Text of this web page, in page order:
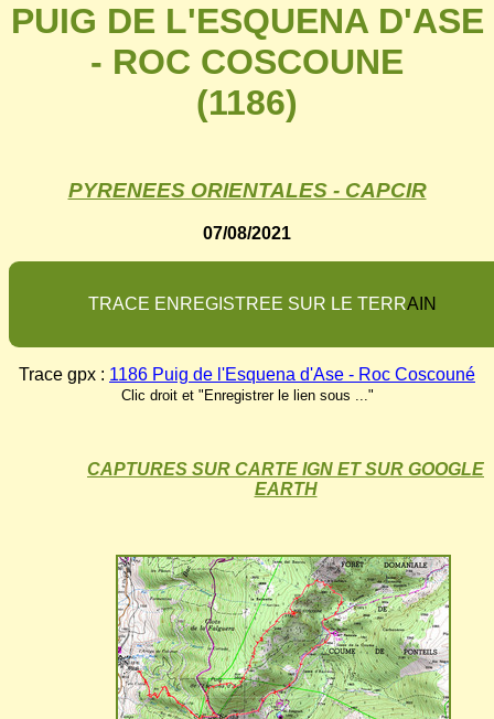
PUIG DE L'ESQUENA D'ASE
- ROC COSCOUNE
(1186)
PYRENEES ORIENTALES - CAPCIR
07/08/2021
TRACE EN REG STREE SUR LE TERRA N
Trace gpx : 1186 Puig de l'Esquena d'Ase - Roc Coscouné
Clic droit et "Enregistrer le lien sous ..."
CAPTURES SUR CARTE IGN ET SUR GOOGLE
EARTH